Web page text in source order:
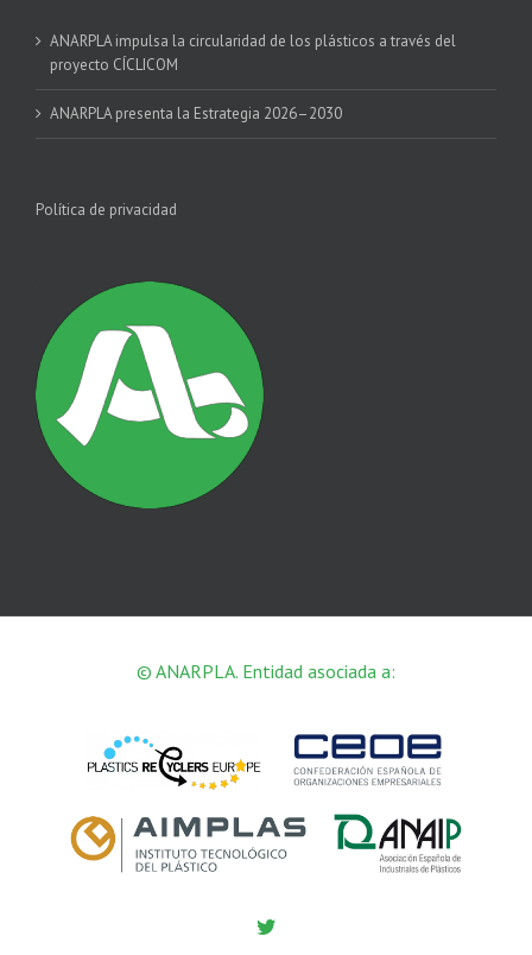
ANARPLA impulsa la circularidad de los plásticos a través del
proyecto CÍCLICOM
ANARPLA presenta la Estrategia 2026–2030
Política de privacidad
© ANARPLA. Entidad asociada a:
Twitter